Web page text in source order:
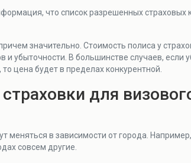
что список разрешенных страховых
значительно. Стоимость полиса у
и убыточности. В большинстве случаев, если
цена будет в пределах конкурентной.
для
меняться в зависимости от города.
совсем другие.